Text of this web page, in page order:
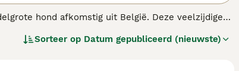
hond afkomstig uit België. Deze veelzijdige
uitstekend in gehoorzaamheid,
Sorteer op Datum gepubliceerd (nieuwste)